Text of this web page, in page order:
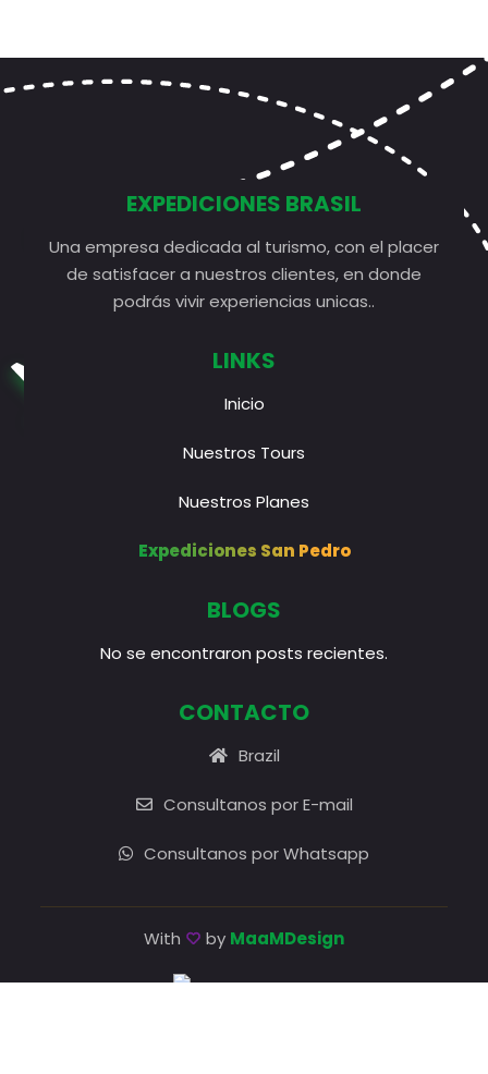
EXPEDICIONES BRASIL
Una empresa dedicada al turismo, con el placer
de satisfacer a nuestros clientes, en donde
podrás vivir experiencias unicas..
LINKS
Inicio
Nuestros Tours
Nuestros Planes
Expediciones San Pedro
BLOGS
No se encontraron posts recientes.
CONTACTO
Brazil
Consultanos por E-mail
Consultanos por Whatsapp
With by MaaMDesign